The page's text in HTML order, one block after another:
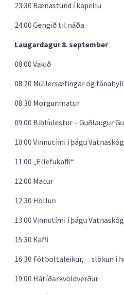
23:30 Bænastund í kapellu
24:00 Gengið til náða
Laugardagur 8. september
08:00 Vakið
08:20 Müllersæfingar og
08:30 Morgunmatur
09:00 Biblíulestur – Guðlaugur
10:00 Vinnutími í þágu
11:00 „Ellefukaffi“
12:00 Matur
12:30 Höllun
13:00 Vinnutími í þágu
15:30 Kaffi
16:30 Fótboltaleikur, slökun í
19:00 Hátíðarkvöldverður